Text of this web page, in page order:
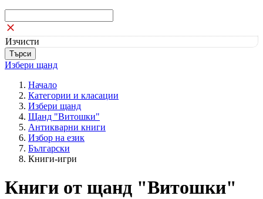
Изчисти
Избери щанд
Начало
Категории и класации
Избери щанд
Щанд "Витошки"
Антикварни книги
Избор на език
Български
Книги-игри
Книги от щанд "Витошки"